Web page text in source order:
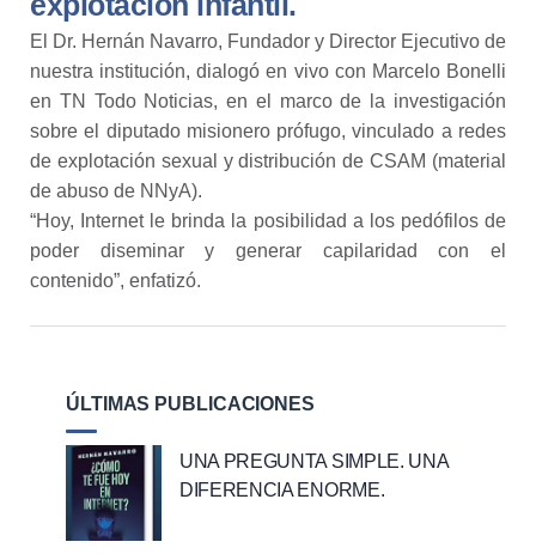
El Dr. Hernán Navarro, Fundador y Director Ejecutivo de
nuestra institución, dialogó en vivo con Marcelo Bonelli
en TN Todo Noticias, en el marco de la investigación
sobre el diputado misionero prófugo, vinculado a redes
de explotación sexual y distribución de CSAM (material
de abuso de NNyA).
“Hoy, Internet le brinda la posibilidad a los pedófilos de
poder diseminar y generar capilaridad con el
contenido”, enfatizó.
ÚLTIMAS PUBLICACIONES
UNA PREGUNTA SIMPLE. UNA
DIFERENCIA ENORME.